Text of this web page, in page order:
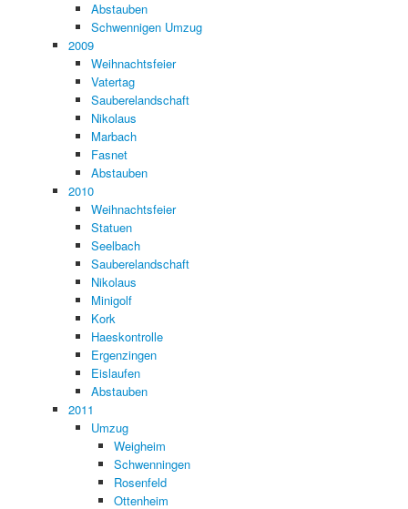
Abstauben
Schwennigen Umzug
2009
Weihnachtsfeier
Vatertag
Sauberelandschaft
Nikolaus
Marbach
Fasnet
Abstauben
2010
Weihnachtsfeier
Statuen
Seelbach
Sauberelandschaft
Nikolaus
Minigolf
Kork
Haeskontrolle
Ergenzingen
Eislaufen
Abstauben
2011
Umzug
Weigheim
Schwenningen
Rosenfeld
Ottenheim